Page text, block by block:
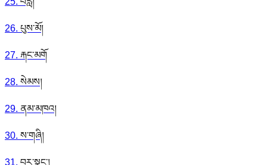
26. པུས་མོ།
27. རྐང་མགོ
28. སེམས།
29. ནམ་མཁའ།
30. ས་གཞི།
31. བར་སྣང་།